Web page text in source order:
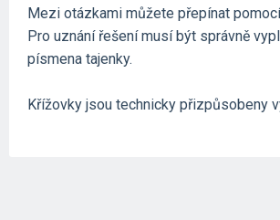
Mezi otázkami můžete přepínat
Pro uznání řešení musí být správně
písmena tajenky.
Křížovky jsou technicky přizpůsobeny